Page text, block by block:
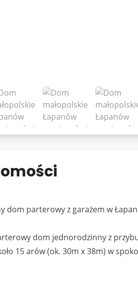
dom parterowy z garażem w
dom jednorodzinny z
15 arów (ok. 30m x 38m) w